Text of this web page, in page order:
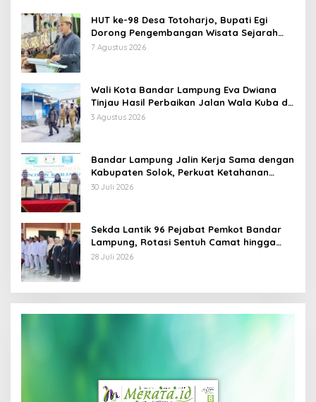
HUT ke-98 Desa Totoharjo, Bupati Egi
Dorong Pengembangan Wisata Sejarah
dan Budaya
7 Agustus 2026
Wali Kota Bandar Lampung Eva Dwiana
Tinjau Hasil Perbaikan Jalan Wala Kuba di
Way Laga
3 Agustus 2026
Bandar Lampung Jalin Kerja Sama dengan
Kabupaten Solok, Perkuat Ketahanan
Pangan dan Kendalikan Inflasi
30 Juli 2026
Sekda Lantik 96 Pejabat Pemkot Bandar
Lampung, Rotasi Sentuh Camat hingga
Lurah
28 Juli 2026